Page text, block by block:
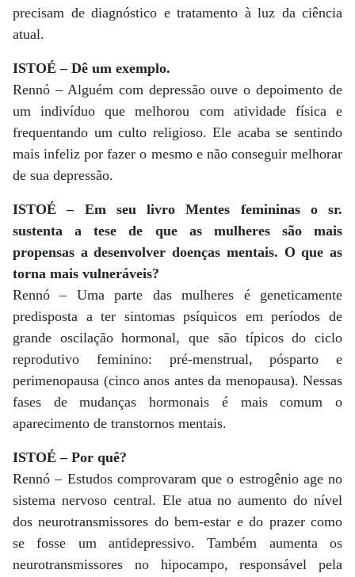
precisam de diagnóstico e tratamento à luz da ciência
atual.
ISTOÉ – Dê um exemplo.
Rennó – Alguém com depressão ouve o depoimento de
um indivíduo que melhorou com atividade física e
frequentando um culto religioso. Ele acaba se sentindo
mais infeliz por fazer o mesmo e não conseguir melhorar
de sua depressão.
ISTOÉ – Em seu livro Mentes femininas o sr.
sustenta a tese de que as mulheres são mais
propensas a desenvolver doenças mentais. O que as
torna mais vulneráveis?
Rennó – Uma parte das mulheres é geneticamente
predisposta a ter sintomas psíquicos em períodos de
grande oscilação hormonal, que são típicos do ciclo
reprodutivo feminino: pré-menstrual, pósparto e
perimenopausa (cinco anos antes da menopausa). Nessas
fases de mudanças hormonais é mais comum o
aparecimento de transtornos mentais.
ISTOÉ – Por quê?
Rennó – Estudos comprovaram que o estrogênio age no
sistema nervoso central. Ele atua no aumento do nível
dos neurotransmissores do bem-estar e do prazer como
se fosse um antidepressivo. Também aumenta os
neurotransmissores no hipocampo, responsável pela